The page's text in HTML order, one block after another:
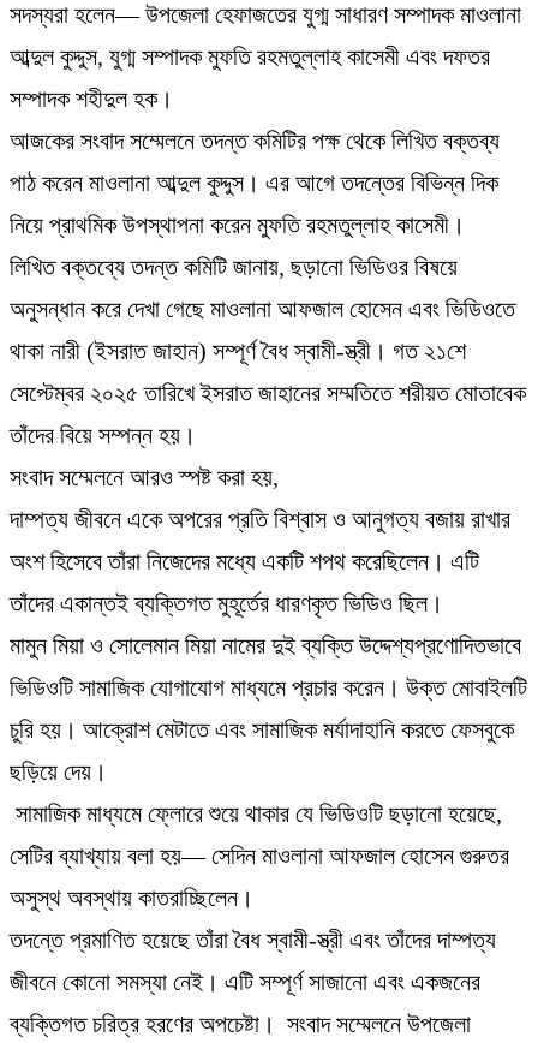
সদস্যরা হলেন— উপজেলা হেফাজতের যুগ্ম সাধারণ সম্পাদক মাওলানা
আব্দুল কুদ্দুস, যুগ্ম সম্পাদক মুফতি রহমতুল্লাহ কাসেমী এবং দফতর
সম্পাদক শহীদুল হক।
​আজকের সংবাদ সম্মেলনে তদন্ত কমিটির পক্ষ থেকে লিখিত বক্তব্য
পাঠ করেন মাওলানা আব্দুল কুদ্দুস। এর আগে তদন্তের বিভিন্ন দিক
নিয়ে প্রাথমিক উপস্থাপনা করেন মুফতি রহমতুল্লাহ কাসেমী।
​লিখিত বক্তব্যে তদন্ত কমিটি জানায়, ছড়ানো ভিডিওর বিষয়ে
অনুসন্ধান করে দেখা গেছে মাওলানা আফজাল হোসেন এবং ভিডিওতে
থাকা নারী (ইসরাত জাহান) সম্পূর্ণ বৈধ স্বামী-স্ত্রী। গত ২১শে
সেপ্টেম্বর ২০২৫ তারিখে ইসরাত জাহানের সম্মতিতে শরীয়ত মোতাবেক
তাঁদের বিয়ে সম্পন্ন হয়।
​সংবাদ সম্মেলনে আরও স্পষ্ট করা হয়,
দাম্পত্য জীবনে একে অপরের প্রতি বিশ্বাস ও আনুগত্য বজায় রাখার
অংশ হিসেবে তাঁরা নিজেদের মধ্যে একটি শপথ করেছিলেন। এটি
তাঁদের একান্তই ব্যক্তিগত মুহূর্তের ধারণকৃত ভিডিও ছিল।
মামুন মিয়া ও সোলেমান মিয়া নামের দুই ব্যক্তি উদ্দেশ্যপ্রণোদিতভাবে
ভিডিওটি সামাজিক যোগাযোগ মাধ্যমে প্রচার করেন। উক্ত মোবাইলটি
চুরি হয়। আক্রোশ মেটাতে এবং সামাজিক মর্যাদাহানি করতে ফেসবুকে
ছড়িয়ে দেয়।
​ সামাজিক মাধ্যমে ফ্লোরে শুয়ে থাকার যে ভিডিওটি ছড়ানো হয়েছে,
সেটির ব্যাখ্যায় বলা হয়— সেদিন মাওলানা আফজাল হোসেন গুরুতর
অসুস্থ অবস্থায় কাতরাচ্ছিলেন।
​তদন্তে প্রমাণিত হয়েছে তাঁরা বৈধ স্বামী-স্ত্রী এবং তাঁদের দাম্পত্য
জীবনে কোনো সমস্যা নেই। এটি সম্পূর্ণ সাজানো এবং একজনের
ব্যক্তিগত চরিত্র হরণের অপচেষ্টা। ​ ​সংবাদ সম্মেলনে উপজেলা